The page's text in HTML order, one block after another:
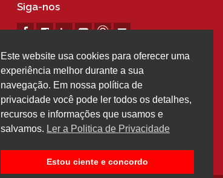
Siga-nos
Este website usa cookies para oferecer uma
experiência melhor durante a sua
navegação. Em nossa política de
privacidade você pode ler todos os detalhes,
recursos e informações que usamos e
salvamos. Ler a Politica de Privacidade
Estou ciente e concordo